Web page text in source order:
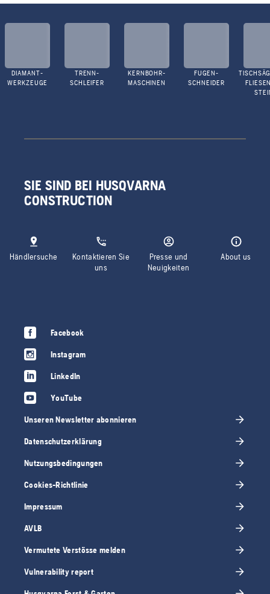
DIAMANT-
WERKZEUGE
TRENN-
SCHLEIFER
KERNBOHR-
MASCHINEN
FUGEN-
SCHNEIDER
SIE SIND BEI HUSQVARNA
CONSTRUCTION
Händlersuche
Kontaktieren Sie
uns
Presse und
Neuigkeiten
About us
Facebook
Instagram
LinkedIn
YouTube
Unseren Newsletter abonnieren
Datenschutzerklärung
Nutzungsbedingungen
Cookies-Richtlinie
Impressum
AVLB
Vermutete Verstösse melden
Vulnerability report